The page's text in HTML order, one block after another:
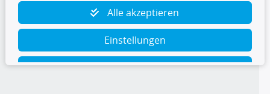
Alle akzeptieren
Einstellungen
Ablehnen